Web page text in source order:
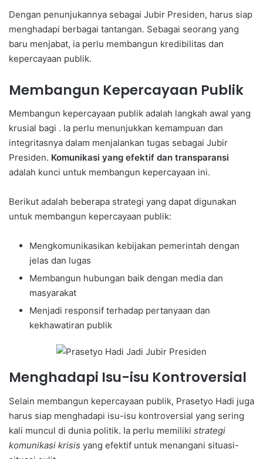
Dengan penunjukannya sebagai Jubir Presiden, harus siap
menghadapi berbagai tantangan. Sebagai seorang yang
baru menjabat, ia perlu membangun kredibilitas dan
kepercayaan publik.
Membangun Kepercayaan Publik
Membangun kepercayaan publik adalah langkah awal yang
krusial bagi . Ia perlu menunjukkan kemampuan dan
integritasnya dalam menjalankan tugas sebagai Jubir
Presiden. Komunikasi yang efektif dan transparansi
adalah kunci untuk membangun kepercayaan ini.
Berikut adalah beberapa strategi yang dapat digunakan
untuk membangun kepercayaan publik:
Mengkomunikasikan kebijakan pemerintah dengan
jelas dan lugas
Membangun hubungan baik dengan media dan
masyarakat
Menjadi responsif terhadap pertanyaan dan
kekhawatiran publik
Menghadapi Isu-isu Kontroversial
Selain membangun kepercayaan publik, Prasetyo Hadi juga
harus siap menghadapi isu-isu kontroversial yang sering
kali muncul di dunia politik. Ia perlu memiliki strategi
komunikasi krisis yang efektif untuk menangani situasi-